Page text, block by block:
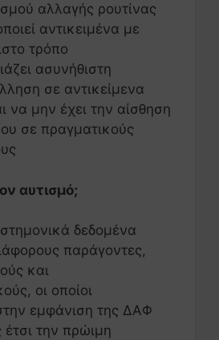
αλλαγής ρουτίνας
αντικειμένα με
τρόπο
ασυνήθιστη
σε αντικείμενα
να μην έχει την αίσθηση
σε πραγματικούς
αυτισμό;
δεδομένα
παράγοντες,
και
οι οποίοι
εμφάνιση της ΔΑΦ
την πρώιμη